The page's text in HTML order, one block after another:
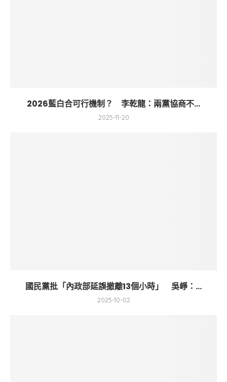
2026藍白合可行機制？ 李乾龍：兩黨協商不...
2025-11-20
國民黨批「內政部延誤撤離13個小時」 吳崢：...
2025-10-02